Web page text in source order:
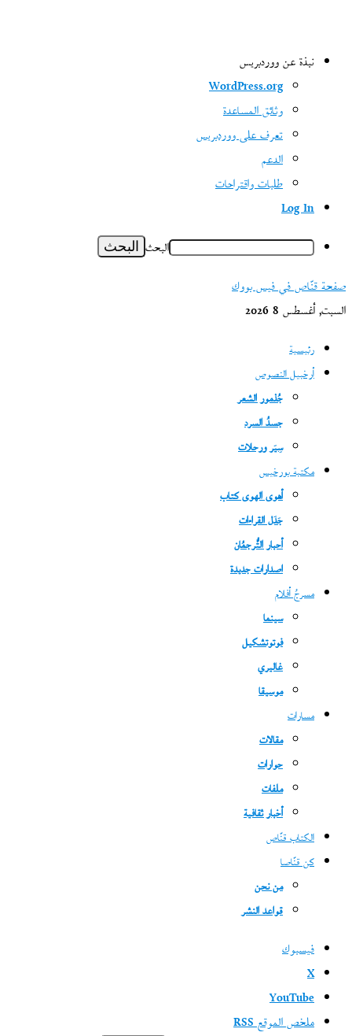
نبذة عن ووردبريس
WordPress.org
وثائق المساعدة
تعرف على ووردبريس
الدعم
طلبات واقتراحات
Log In
البحث
صفحة قنّاص في فيس بووك
السبت, أغسطس 8 2026
رئيسية
أرخبيل النصوص
جُذمور الشعر
جسدُ السرد
سِيَر ورحلات
مكتبة بورخيس
أهوى الهوى كتاب
جَدَل القراءات
أحبار التُّرجمُان
اصدارات جديدة
مسرحُ أفلام
سينما
فوتوتشكيل
غاليري
موسيقا
مسارات
مقالات
حوارات
ملفات
أخبار ثقافية
الكتاب قنّاص
كن قنّاصا
من نحن
قواعد النشر
فيسبوك
‫X
‫YouTube
ملخص الموقع RSS